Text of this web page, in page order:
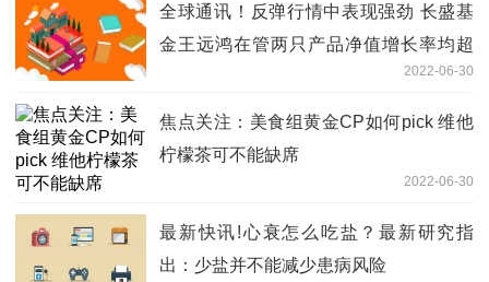
全球通讯！反弹行情中表现强劲 长盛基
金王远鸿在管两只产品净值增长率均超
2022-06-30
焦点关注：美食组黄金CP如何pick 维他
柠檬茶可不能缺席
2022-06-30
最新快讯!心衰怎么吃盐？最新研究指
出：少盐并不能减少患病风险